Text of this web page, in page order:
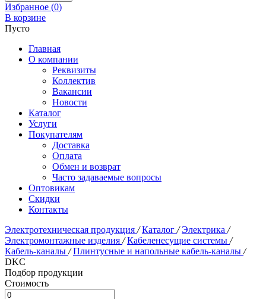
Избранное (0)
В корзине
Пусто
Главная
О компании
Реквизиты
Коллектив
Вакансии
Новости
Каталог
Услуги
Покупателям
Доставка
Оплата
Обмен и возврат
Часто задаваемые вопросы
Оптовикам
Скидки
Контакты
Электротехническая продукция / Каталог / Электрика /
Электромонтажные изделия / Кабеленесущие системы /
Кабель-каналы / Плинтусные и напольные кабель-каналы /
DKC
Подбор продукции
Стоимость